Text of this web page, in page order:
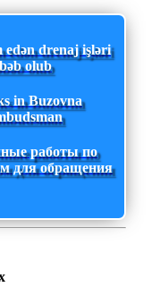
edən drenaj işləri
olub
in Buzovna
работы по
для обращения